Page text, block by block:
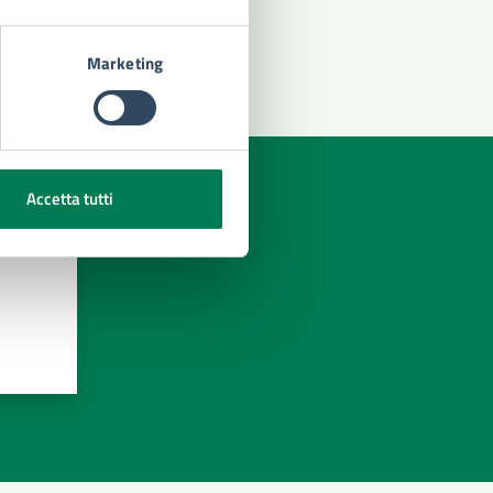
Marketing
Accetta tutti
»